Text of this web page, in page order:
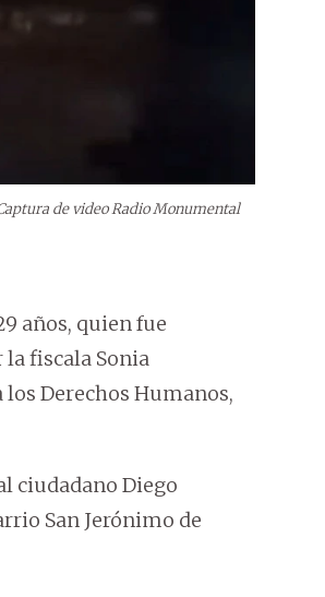
de video Radio Monumental
años, quien fue
fiscala Sonia
Derechos Humanos,
ciudadano Diego
San Jerónimo de